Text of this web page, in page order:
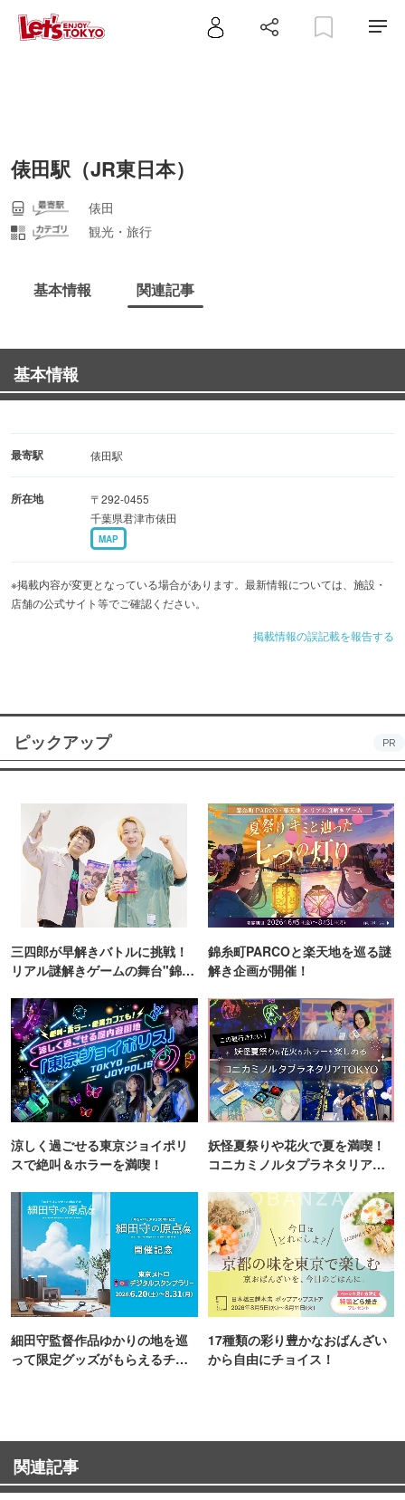
俵田駅（JR東日本）
俵田
観光・旅行
基本情報 関連記事
基本情報
最寄駅 俵田駅
所在地
〒292-0455
千葉県君津市俵田
MAP
※掲載内容が変更となっている場合があります。最新情報については、施設・
店舗の公式サイト等でご確認ください。
掲載情報の誤記載を報告する
ピックアップ PR
三四郎が早解きバトルに挑戦！
リアル謎解きゲームの舞台"錦糸
錦糸町PARCOと楽天地を巡る謎
解き企画が開催！
涼しく過ごせる東京ジョイポリ
スで絶叫＆ホラーを満喫！
妖怪夏祭りや花火で夏を満喫！
コニカミノルタプラネタリア
細田守監督作品ゆかりの地を巡
って限定グッズがもらえるチャ
17種類の彩り豊かなおばんざい
から自由にチョイス！
関連記事